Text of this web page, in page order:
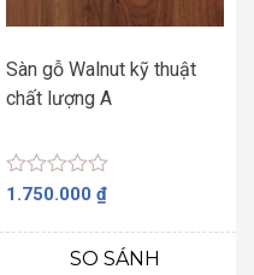
Sàn gỗ Walnut kỹ thuật
chất lượng A
Được
hạng
1.750.000₫
SO SÁNH